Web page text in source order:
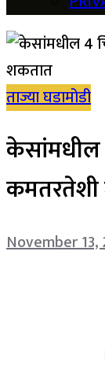
ताज्या घडामोडी
केसांमधील
November 13,